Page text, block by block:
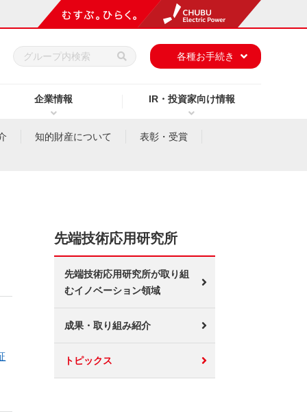
企業情報 IR・投資家向け情報
各種お手続き
知的財産について 表彰・受賞
先端技術応用研究所
先端技術応用研究所が取り組
むイノベーション領域
成果・取り組み紹介
トピックス